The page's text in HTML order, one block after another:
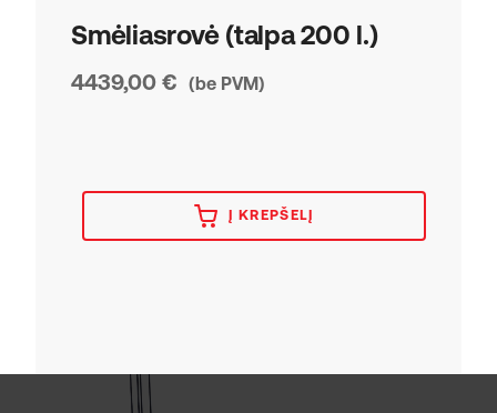
Smėliasrovė (talpa 200 l.)
4439,00 € (be PVM)
Į KREPŠELĮ